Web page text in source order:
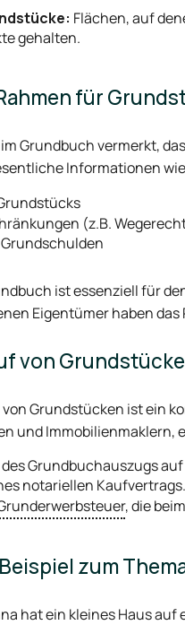
Flächen, auf
gehalten.
für
Grundbuch vermerkt,
Informationen
(z.B.
ist essenziell für
Eigentümer haben
von
von Grundstücken ist ein
und Immobilienmaklern,
Grundbuchauszugs
notariellen Kaufvertrags.
, die
zum
hat ein kleines Haus